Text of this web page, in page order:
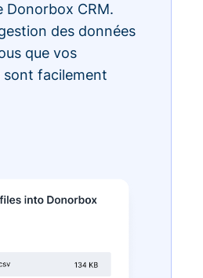
Donorbox CRM.
des données
que vos
facilement